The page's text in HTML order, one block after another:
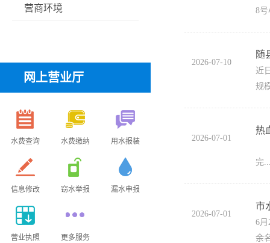
营商环境
网上营业厅
水费查询 水费缴纳 用水报装
信息修改 窃水举报 漏水申报
营业执照 更多服务
8
2026-07-10
随
近
规
2026-07-01
热
完
2026-07-01
市
6
余